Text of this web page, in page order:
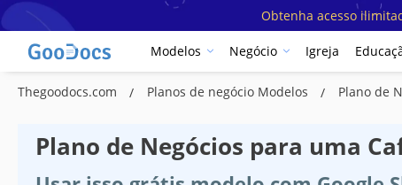
Obtenha acesso
Modelos Negócio Igreja
Thegoodocs.com Planos de negócio Modelos Plano de
Plano de Negócios para uma